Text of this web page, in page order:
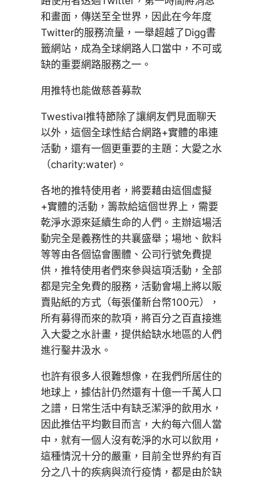
和畫面，傳送至全世界，因此在今年度
Twitter的服務流量，一舉超越了Digg書
籤網站，成為全球網路人口當中，不可或
缺的重要網路服務之一。
用推特也能做慈善募款
Twestival推特節除了讓網友們見面聊天
以外，這個全球性結合網路+實體的串連
活動，還有一個更重要的主題：大愛之水
（charity:water)。
各地的推特使用者，將要藉由這個虛擬
+實體的活動，籌款給這個世界上，需要
乾淨水源來延續生命的人們。主辦這場活
動完全是義務性的共襄盛舉；場地、飲料
等等由各個協會團體、公司行號免費提
供，推特使用者們來參與這項活動，全部
都是完全免費的服務，活動會場上將以販
賣貼紙的方式（每張僅新台幣100元），
所有募得而來的款項，將百分之百直接進
入大愛之水計畫，提供給缺水地區的人們
進行鑿井汲水。
也許有很多人很難想像，在我們所居住的
地球上，據估計仍然還有十億一千萬人口
之譜，日常生活中有缺乏潔淨的飲用水，
因此推估平均數目而言，大約每六個人當
中，就有一個人沒有乾淨的水可以飲用，
這種情況十分的嚴重，目前全世界約有百
分之八十的疾病與流行疫情，都是由於缺